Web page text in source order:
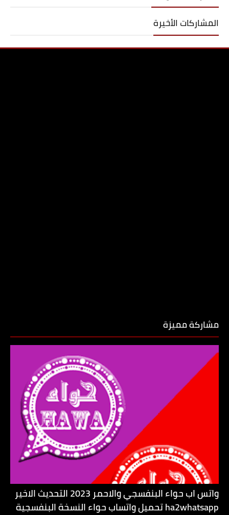
المشاركات الأخيرة
مشاركة مميزة
واتس اب حواء البنفسجي والاحمر 2023 التحديث الاخير
ha2whatsapp تحميل واتساب حواء النسخة البنفسجية